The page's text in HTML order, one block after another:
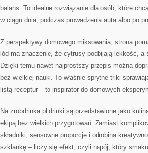
balans. To idealne rozwiązanie dla osób, które
w ciągu dnia, podczas prowadzenia auta albo po
Z perspektywy domowego miksowania, strona
lód ma znaczenie, że cytrusy podbijają lekkość, a
Dzięki temu nawet najprostszy przepis można
bez wielkiej nauki. To właśnie sprytne triki
listą receptur – to inspirator do domowych
Na zrobdrinka.pl drinki są przedstawione jako
ekipą bez wielkich przygotowań. Zamiast
składniki, sensowne proporcje i odrobina
szklankę – liczy się efekt, czyli napój, który